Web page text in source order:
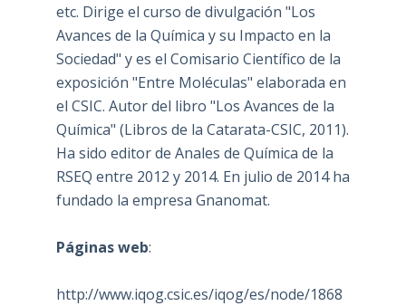
etc. Dirige el curso de divulgación "Los
Avances de la Química y su Impacto en la
Sociedad" y es el Comisario Científico de la
exposición "Entre Moléculas" elaborada en
el CSIC. Autor del libro "Los Avances de la
Química" (Libros de la Catarata-CSIC, 2011).
Ha sido editor de Anales de Química de la
RSEQ entre 2012 y 2014. En julio de 2014 ha
fundado la empresa Gnanomat.
Páginas web:
http://www.iqog.csic.es/iqog/es/node/1868